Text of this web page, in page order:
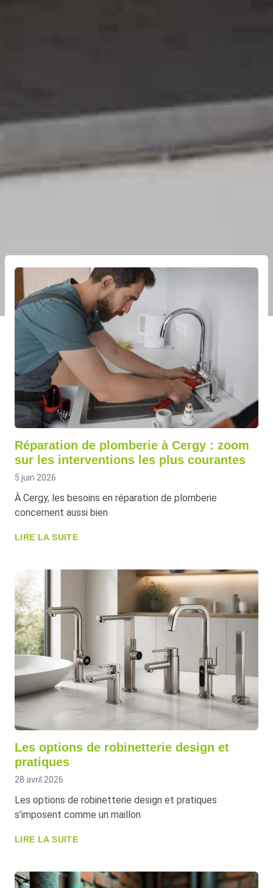
Réparation de plomberie à Cergy : zoom
sur les interventions les plus courantes
5 juin 2026
À Cergy, les besoins en réparation de plomberie
concernent aussi bien
LIRE LA SUITE
Les options de robinetterie design et
pratiques
28 avril 2026
Les options de robinetterie design et pratiques
s’imposent comme un maillon
LIRE LA SUITE